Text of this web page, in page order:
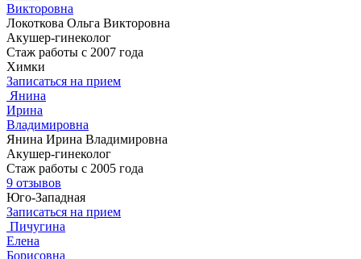
Викторовна
Локоткова Ольга Викторовна
Акушер-гинеколог
Стаж работы с 2007 года
Химки
Записаться на прием
Янина
Ирина
Владимировна
Янина Ирина Владимировна
Акушер-гинеколог
Стаж работы с 2005 года
9 отзывов
Юго-Западная
Записаться на прием
Пичугина
Елена
Борисовна